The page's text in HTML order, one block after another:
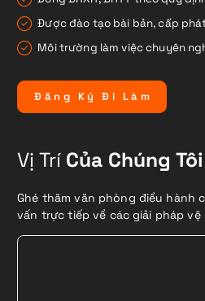
Được đào tạo bài bản, cấp
Môi trường làm việc chuyên
Đ ă n g Ký Đ i L à m
Vị TríCủa Chúng Tôi
Ghé thăm văn phòng điều hành
vấn trực tiếp về các giải pháp vệ